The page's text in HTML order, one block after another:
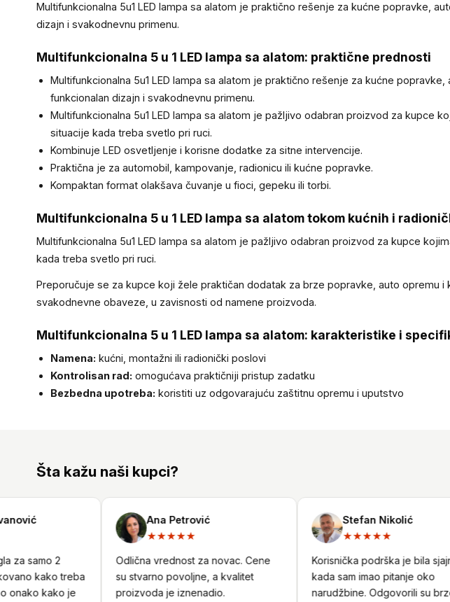
Multifunkcionalna 5u1 LED lampa sa alatom je praktično rešenje za kućne popravke,
dizajn i svakodnevnu primenu.
Multifunkcionalna 5 u 1 LED lampa sa alatom: praktične prednosti
Multifunkcionalna 5u1 LED lampa sa alatom je praktično rešenje za kućne
funkcionalan dizajn i svakodnevnu primenu.
Multifunkcionalna 5u1 LED lampa sa alatom je pažljivo odabran proizvod za
situacije kada treba svetlo pri ruci.
Kombinuje LED osvetljenje i korisne dodatke za sitne intervencije.
Praktična je za automobil, kampovanje, radionicu ili kućne popravke.
Kompaktan format olakšava čuvanje u fioci, gepeku ili torbi.
Multifunkcionalna 5 u 1 LED lampa sa alatom tokom kućnih i
Multifunkcionalna 5u1 LED lampa sa alatom je pažljivo odabran proizvod za kupce
kada treba svetlo pri ruci.
Preporučuje se za kupce koji žele praktičan dodatak za brze popravke, auto opremu
svakodnevne obaveze, u zavisnosti od namene proizvoda.
Multifunkcionalna 5 u 1 LED lampa sa alatom: karakteristike i
Namena: kućni, montažni ili radionički poslovi
Kontrolisan rad: omogućava praktičniji pristup zadatku
Bezbedna upotreba: koristiti uz odgovarajuću zaštitnu opremu i uputstvo
Šta kažu naši kupci?
samo 2
kako treba
kako je
Ana Petrović
★★★★★
Odlična vrednost za novac. Cene
su stvarno povoljne, a kvalitet
proizvoda je iznenadio.
Stefan Nikolić
★★★★★
Korisnička podrška je bila sjajna
kada sam imao pitanje oko
narudžbine. Odgovorili su brzo i